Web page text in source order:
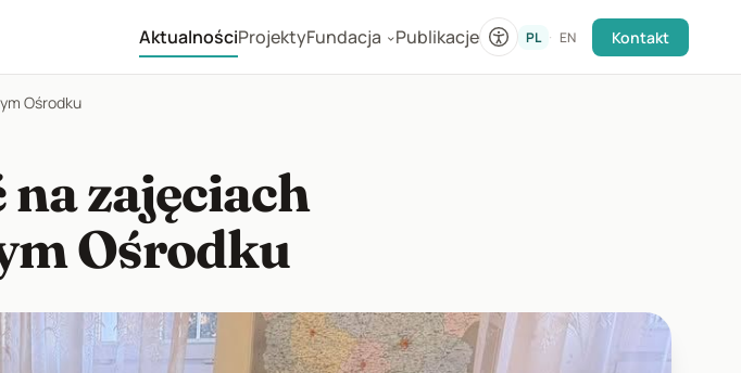
AktualnościProjektyFundacja ›Publikacje PL · EN Kontakt
Ośrodku
zajęciach
Ośrodku